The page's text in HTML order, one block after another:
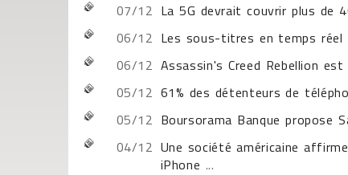
07/12 La 5G devrait couvrir plus de
06/12 Les sous-titres en temps réel
06/12 Assassin's Creed Rebellion
05/12 61% des détenteurs de
05/12 Boursorama Banque propose
04/12 Une société américaine
iPhone ...